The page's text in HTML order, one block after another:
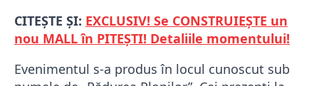
CITEȘTE ȘI: EXCLUSIV! Se CONSTRUIEȘTE un
nou MALL în PITEȘTI! Detaliile momentului!
Evenimentul s-a produs în locul cunoscut sub